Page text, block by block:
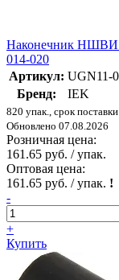
Наконечник НШВИ
014-020
Артикул: UGN11-
Бренд:
IEK
820 упак., срок
Обновлено 07.08.2026
Розничная цена:
161.65 руб. / упак.
Оптовая цена:
161.65 руб. / упак. !
-
+
Купить